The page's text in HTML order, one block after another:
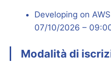
Developing on
07/10/2026 –
Modalità di